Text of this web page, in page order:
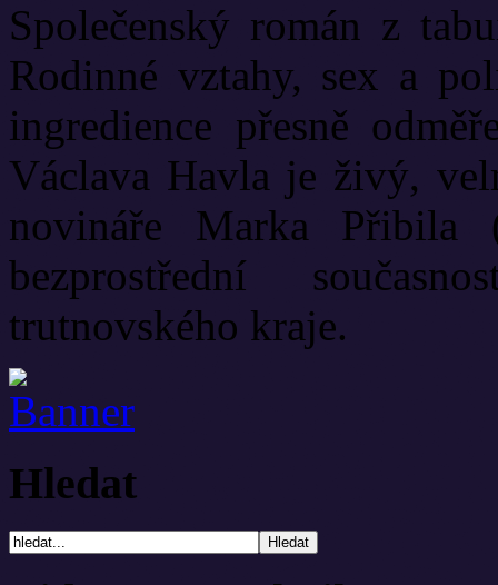
Společenský román z
Rodinné vztahy, sex a
ingredience přesně
Václava Havla je živý,
novináře Marka Přibila
bezprostřední
trutnovského kraje.
Hledat